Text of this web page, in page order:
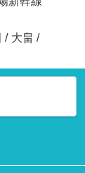
/ 大畠 /